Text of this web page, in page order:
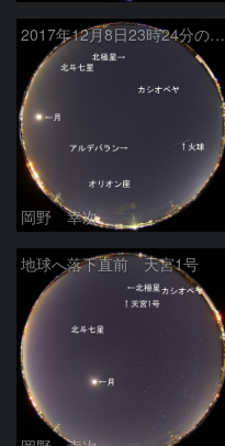
2017年12月8日23時24分の火球
岡野 幸次
地球へ落下直前 天宮1号